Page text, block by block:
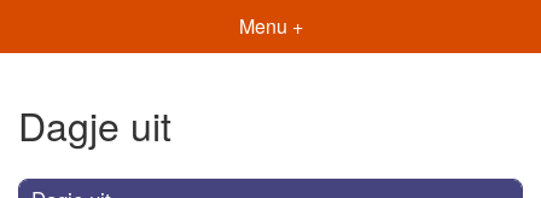
Menu +
Dagje uit